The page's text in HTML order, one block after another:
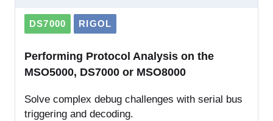
DS7000 RIGOL
Performing Protocol Analysis on the
MSO5000, DS7000 or MSO8000
Solve complex debug challenges with serial bus
triggering and decoding.